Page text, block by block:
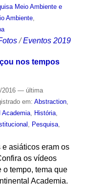
Meio Ambiente e
Ambiente,
/Eventos 2019
nos tempos
— última
em: Abstraction,
Academia, História,
, Pesquisa,
asiáticos eram os
os vídeos
o tempo, tema que
Academia.